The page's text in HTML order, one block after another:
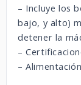
– Incluye los
bajo, y alto)
detener la
–
–